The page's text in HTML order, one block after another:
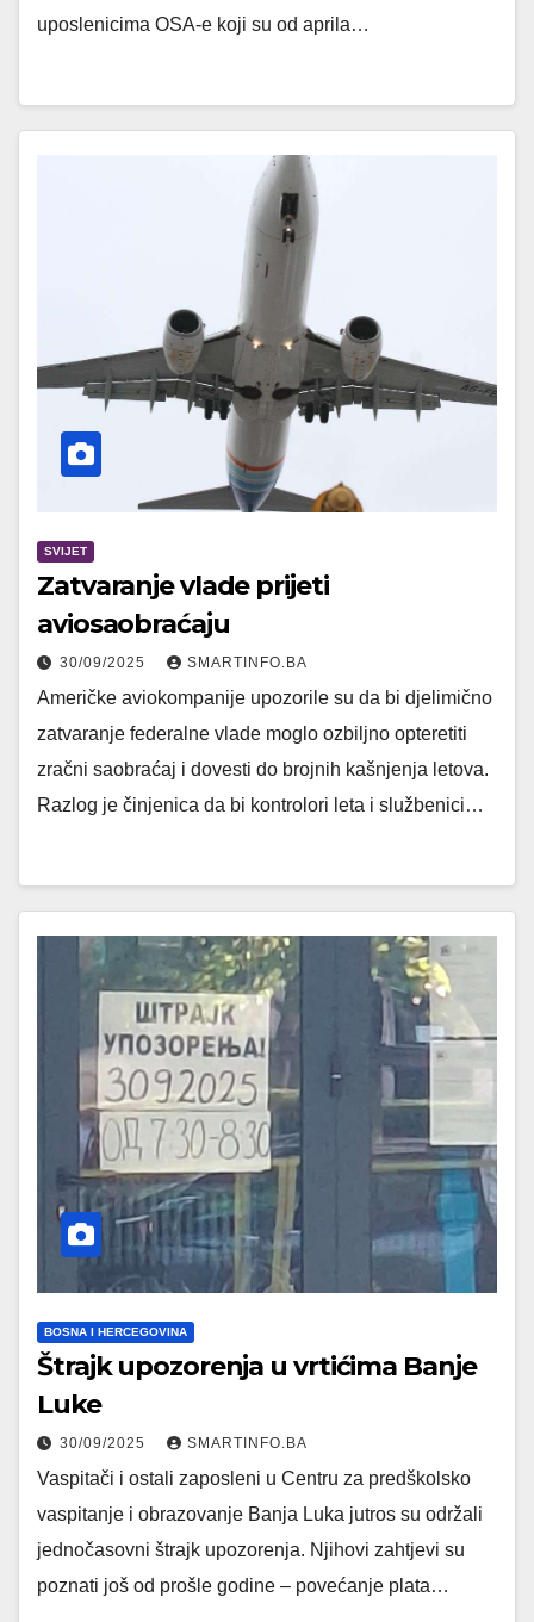
uposlenicima OSA-e koji su od aprila…
SVIJET
Zatvaranje vlade prijeti
aviosaobraćaju
30/09/2025 SMARTINFO.BA
Američke aviokompanije upozorile su da bi djelimično
zatvaranje federalne vlade moglo ozbiljno opteretiti
zračni saobraćaj i dovesti do brojnih kašnjenja letova.
Razlog je činjenica da bi kontrolori leta i službenici…
BOSNA I HERCEGOVINA
Štrajk upozorenja u vrtićima Banje
Luke
30/09/2025 SMARTINFO.BA
Vaspitači i ostali zaposleni u Centru za predškolsko
vaspitanje i obrazovanje Banja Luka jutros su održali
jednočasovni štrajk upozorenja. Njihovi zahtjevi su
poznati još od prošle godine – povećanje plata…